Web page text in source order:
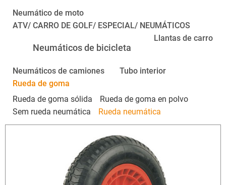
Neumático de moto
ATV/ CARRO DE GOLF/ ESPECIAL/ NEUMÁTICOS
Neumáticos de bicicleta
Llantas de carro
Neumáticos de camiones
Tubo interior
Rueda de goma
Rueda de goma sólida
Rueda de goma en polvo
Sem rueda neumática
Rueda neumática